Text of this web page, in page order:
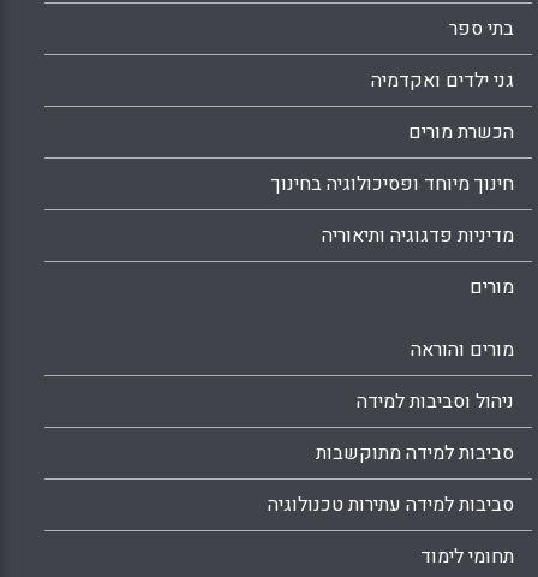
בתי ספר
גני ילדים ואקדמיה
הכשרת מורים
חינוך מיוחד ופסיכולוגיה בחינוך
מדיניות פדגוגיה ותיאוריה
מורים
מורים והוראה
ניהול וסביבות למידה
סביבות למידה מתוקשבות
סביבות למידה עתירות טכנולוגיה
תחומי לימוד